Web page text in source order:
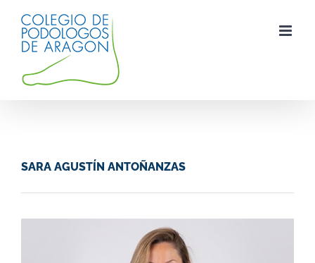
contenido
SARA AGUSTÍN ANTOÑANZAS